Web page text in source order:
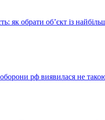
як обрати об’єкт із
рф виявилася не